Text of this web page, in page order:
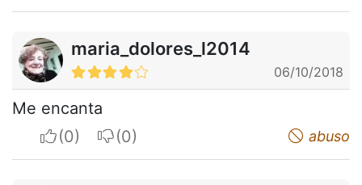
maria_dolores_l2014
06/10/2018
Me encanta
I apreciateI do not appreciate abuso